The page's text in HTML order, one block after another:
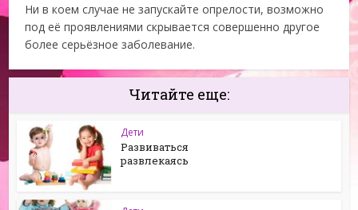
Ни в коем случае не запускайте опрелости, возможно
под её проявлениями скрывается совершенно другое
более серьёзное заболевание.
Читайте еще:
Дети
Развиваться
развлекаясь